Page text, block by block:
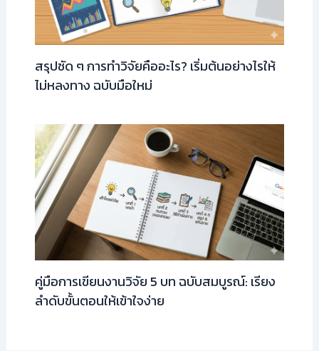
สรุปชัด ๆ การทำวิจัยคืออะไร? เริ่มต้นอย่างไรให้
ไม่หลงทาง ฉบับมือใหม่
คู่มือการเขียนงานวิจัย 5 บท ฉบับสมบูรณ์: เรียง
ลำดับขั้นตอนให้เข้าใจง่าย